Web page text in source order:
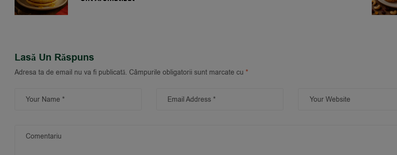
Lasă Un Răspuns
Adresa ta de email nu va fi publicată. Câmpurile obligatorii sunt marcate cu *